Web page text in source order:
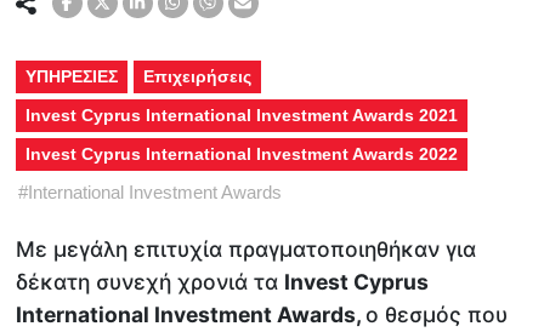
ΥΠΗΡΕΣΙΕΣ
Επιχειρήσεις
Invest Cyprus International Investment Awards 2021
Invest Cyprus International Investment Awards 2022
#International Investment Awards
Με μεγάλη επιτυχία πραγματοποιηθήκαν για
δέκατη συνεχή χρονιά τα Ιnvest Cyprus
International Investment Awards,ο θεσμός που